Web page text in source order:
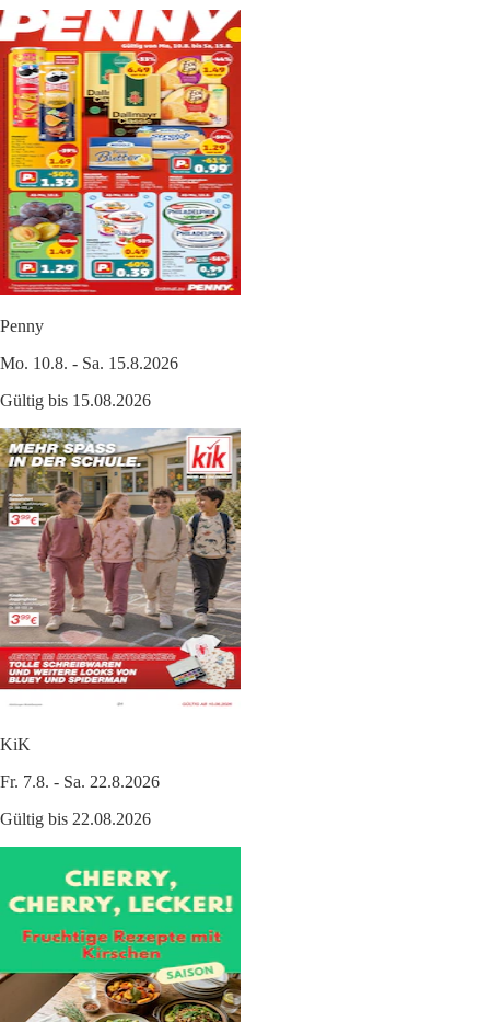
Penny
Mo. 10.8. - Sa. 15.8.2026
Gültig bis 15.08.2026
KiK
Fr. 7.8. - Sa. 22.8.2026
Gültig bis 22.08.2026